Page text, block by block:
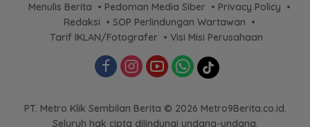
Menulis Berita
Pedoman Media Siber
Privacy Policy
Redaksi
SOP Perlindungan Wartawan
Tarif IKLAN/Fotografer
Visi Misi Perusahaan
PT. Metro Klik Sembilan Berita © 2026 Metro9Berita.co.id.
Seluruh hak cipta dilindungi undang-undang.